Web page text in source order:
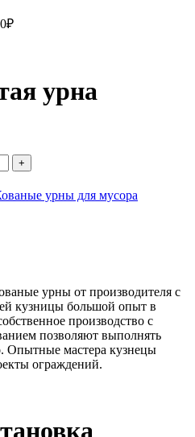
₽
урна
урны для мусора
урны от производителя с
кузницы большой опыт в
производство с
позволяют выполнять
Опытные мастера кузнецы
ограждений.